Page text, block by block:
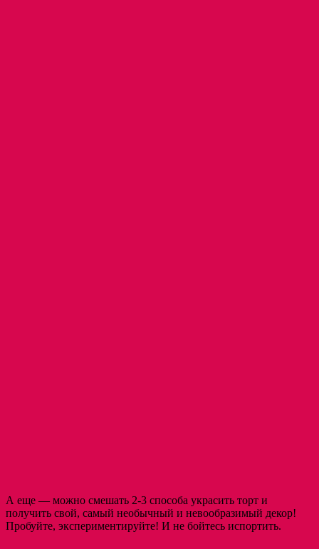
А еще — можно смешать 2-3 способа украсить торт и
получить свой, самый необычный и невообразимый декор!
Пробуйте, экспериментируйте! И не бойтесь испортить.